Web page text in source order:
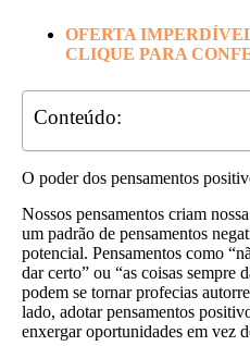
OFERTA
CLIQUE PARA
Conteúdo:
O poder dos pensamentos
Nossos pensamentos criam
um padrão de pensamentos
potencial. Pensamentos como
dar certo” ou “as coisas sempre
podem se tornar profecias
lado, adotar pensamentos
enxergar oportunidades em vez